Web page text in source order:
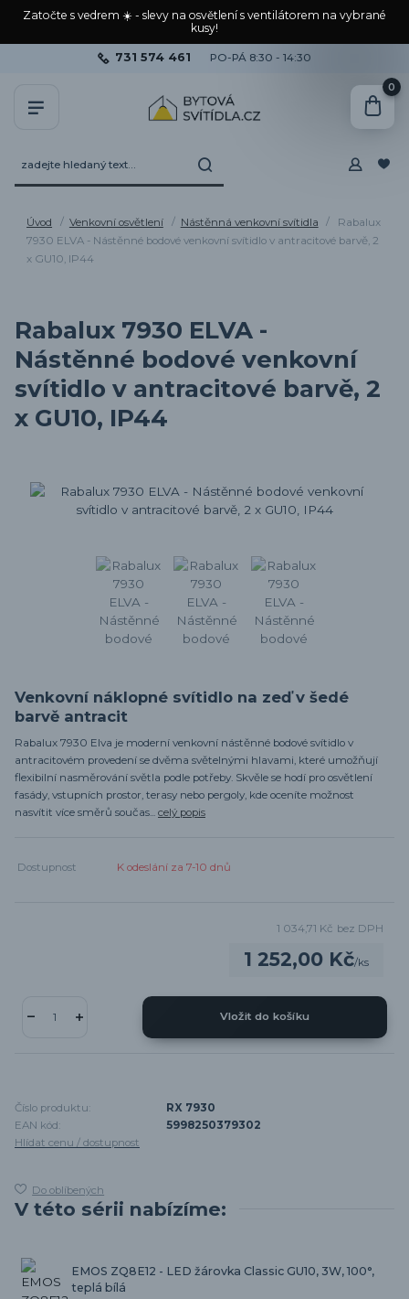
Zatočte s vedrem ☀️ - slevy na osvětlení s ventilátorem na vybrané
kusy!
731 574 461 PO-PÁ 8:30 - 14:30
0
Úvod Venkovní osvětlení Nástěnná venkovní svítidla
Rabalux
7930 ELVA - Nástěnné bodové venkovní svítidlo v antracitové barvě, 2
x GU10, IP44
Rabalux 7930 ELVA -
Nástěnné bodové venkovní
svítidlo v antracitové barvě, 2
x GU10, IP44
Venkovní náklopné svítidlo na zeď v šedé
barvě antracit
Rabalux 7930 Elva je moderní venkovní nástěnné bodové svítidlo v
antracitovém provedení se dvěma světelnými hlavami, které umožňují
flexibilní nasměrování světla podle potřeby. Skvěle se hodí pro osvětlení
fasády, vstupních prostor, terasy nebo pergoly, kde oceníte možnost
nasvítit více směrů součas... celý popis
Dostupnost K odeslání za 7-10 dnů
1 252,00 Kč/ks
1 034,71 Kč bez DPH
Vložit do košíku
Číslo produktu:
RX 7930
EAN kód:
5998250379302
Hlídat cenu / dostupnost
Do oblíbených
V této sérii nabízíme:
EMOS ZQ8E12 - LED žárovka Classic GU10, 3W, 100°,
teplá bílá